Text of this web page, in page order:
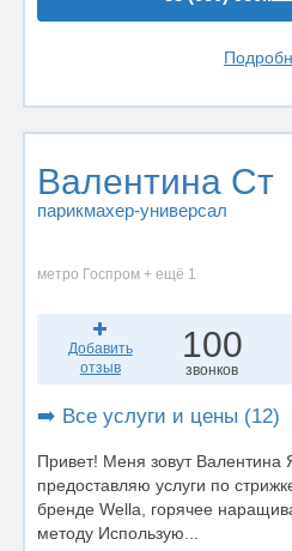
Валентина Ст
парикмахер-универсал
метро Госпром + ещё 1
Добавить
отзыв
100
звонков
➡️ Все услуги и цены (12)
Привет! Меня зовут Валентина
предоставляю услуги по
бренде Wella, горячее
методу Использую...